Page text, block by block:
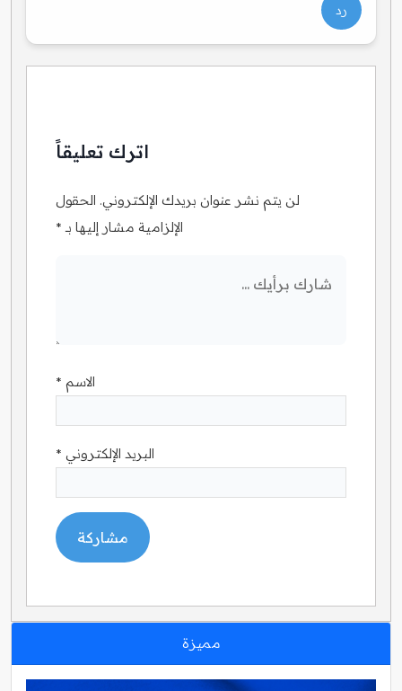
رد
اترك تعليقاً
لن يتم نشر عنوان بريدك الإلكتروني. الحقول
الإلزامية مشار إليها بـ *
الاسم *
البريد الإلكتروني *
مميزة